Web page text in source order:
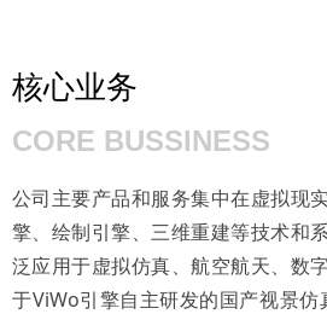
核心业务
CORE BUSSINESS
公司主要产品和服务集中在虚拟现
擎、绘制引擎、三维重建等技术和
泛应用于虚拟仿真、航空航天、数
于ViWo引擎自主研发的国产视景仿